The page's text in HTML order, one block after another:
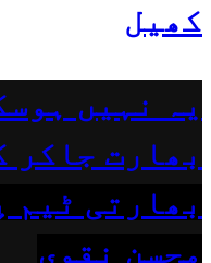
کھیل
یہ نہیں
بھارت جاکر
بھارتی ٹیم
محسن نقوی